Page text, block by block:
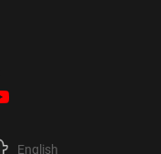
English